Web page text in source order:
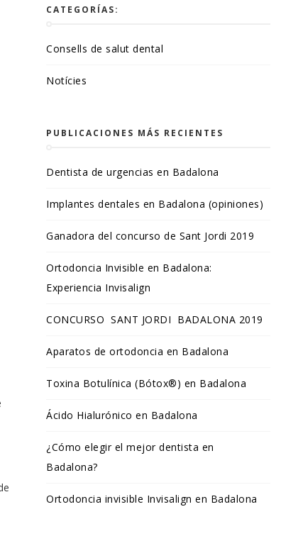
CATEGORÍAS:
Consells de salut dental
Notícies
PUBLICACIONES MÁS RECIENTES
Dentista de urgencias en Badalona
Implantes dentales en Badalona (opiniones)
Ganadora del concurso de Sant Jordi 2019
Ortodoncia Invisible en Badalona:
Experiencia Invisalign
CONCURSO SANT JORDI BADALONA 2019
Aparatos de ortodoncia en Badalona
Toxina Botulínica (Bótox®) en Badalona
Ácido Hialurónico en Badalona
¿Cómo elegir el mejor dentista en
Badalona?
Ortodoncia invisible Invisalign en Badalona